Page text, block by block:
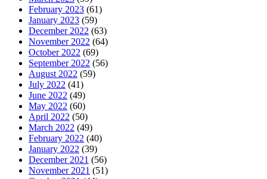
February 2023 (61)
January 2023 (59)
December 2022 (63)
November 2022 (64)
October 2022 (69)
September 2022 (56)
August 2022 (59)
July 2022 (41)
June 2022 (49)
May 2022 (60)
April 2022 (50)
March 2022 (49)
February 2022 (40)
January 2022 (39)
December 2021 (56)
November 2021 (51)